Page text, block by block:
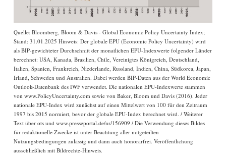
Quelle: Bloomberg, Bloom & Davis - Global Economic Policy Uncertainty Index;
Stand: 31.01.2025 Hinweis: Der globale EPU (Economic Policy Uncertainty) wird
als BIP-gewichteter Durchschnitt der monatlichen EPU-Indexwerte folgender Länder
berechnet: USA, Kanada, Brasilien, Chile, Vereinigtes Königreich, Deutschland,
Italien, Spanien, Frankreich, Niederlande, Russland, Indien, China, Südkorea, Japan,
Irland, Schweden und Australien. Dabei werden BIP-Daten aus der World Economic
Outlook-Datenbank des IWF verwendet. Die nationalen EPU-Indexwerte stammen
von www.PolicyUncertainty.com sowie von Baker, Bloom und Davis (2016). Jeder
nationale EPU-Index wird zunächst auf einen Mittelwert von 100 für den Zeitraum
1997 bis 2015 normiert, bevor der globale EPU-Index berechnet wird. / Weiterer
Text über ots und www.presseportal.de/nr/156909 / Die Verwendung dieses Bildes
für redaktionelle Zwecke ist unter Beachtung aller mitgeteilten
Nutzungsbedingungen zulässig und dann auch honorarfrei. Veröffentlichung
ausschließlich mit Bildrechte-Hinweis.